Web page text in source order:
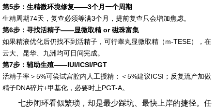
第5步：生精微环境修复——3个月一个周期
生精周期74天，复查必须等满3个月，提前复查只会增加焦虑。
第6步：寻找活精子——显微取精 or 磁珠富集
如果精液优化后仍找不到活精子，可行睾丸显微取精（m-TESE），在
云大、昆华、九洲均可日间完成。
第7步：辅助生殖——IUI/ICSI/PGT
活精子率＞5%可尝试宫腔内人工授精；＜5%建议ICSI；反复流产加做
精子DNA碎片+甲基化，必要时上PGT-A。
七步闭环看似繁琐，却是最少踩坑、最快上岸的捷径。任